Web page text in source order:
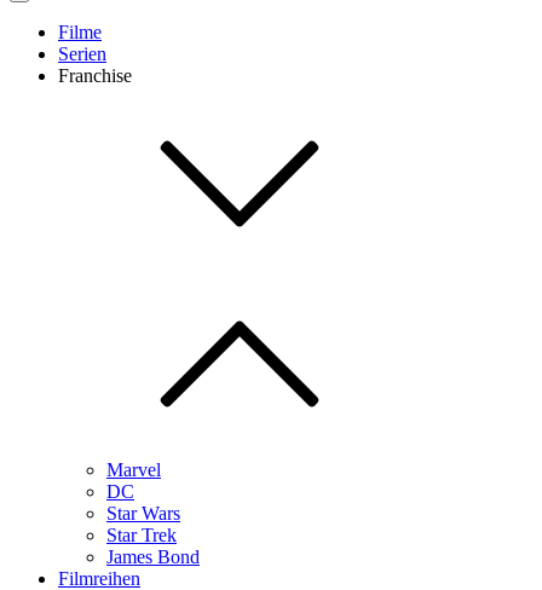
Filme
Serien
Franchise
Marvel
DC
Star Wars
Star Trek
James Bond
Filmreihen